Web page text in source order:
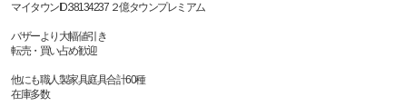
マイタウンID:38134237 ２億タウンプレミアム
バザーより大幅値引き
転売・買い占め歓迎
他にも職人製家具庭具合計60種
在庫多数